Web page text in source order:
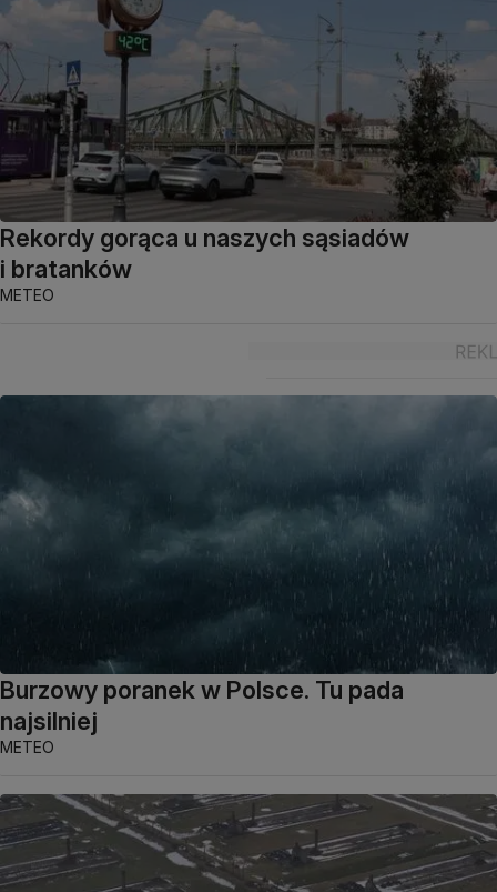
Rekordy gorąca u naszych sąsiadów
i bratanków
METEO
Burzowy poranek w Polsce. Tu pada
najsilniej
METEO